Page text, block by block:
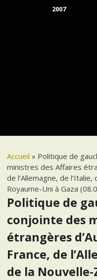
2007
Accueil » Politique de
ministres des Affaires
de l’Allemagne, de
Royaume-Uni à Gaza
Politique de
conjointe des
étrangères
France, de
de la